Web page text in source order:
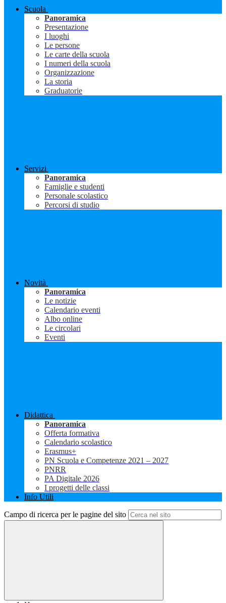
Scuola
Panoramica
Presentazione
I luoghi
Le persone
Le carte della scuola
I numeri della scuola
Organizzazione
La storia
Graduatorie
Servizi
Panoramica
Famiglie e studenti
Personale scolastico
Percorsi di studio
Novità
Panoramica
Le notizie
Calendario eventi
Albo online
Le circolari
Eventi
Didattica
Panoramica
Offerta formativa
Calendario scolastico
Erasmus+
PN Scuola e Competenze 2021 – 2027
PNRR
PA Digitale 2026
I progetti delle classi
Info Utili
Campo di ricerca per le pagine del sito